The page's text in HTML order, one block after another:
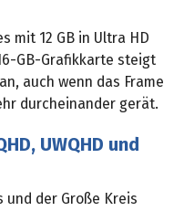
mit 12 GB in Ultra HD
GB-Grafikkarte steigt
auch wenn das Frame
durcheinander gerät.
UWQHD und
und der Große Kreis